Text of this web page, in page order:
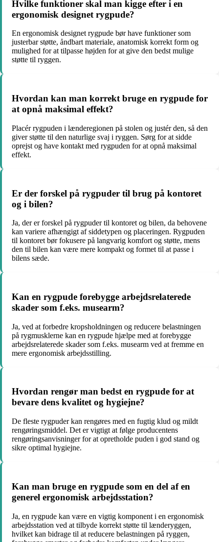
Hvilke funktioner skal man kigge efter i en
ergonomisk designet rygpude?
En ergonomisk designet rygpude bør have funktioner som
justerbar støtte, åndbart materiale, anatomisk korrekt form og
mulighed for at tilpasse højden for at give den bedst mulige
støtte til ryggen.
Hvordan kan man korrekt bruge en rygpude for
at opnå maksimal effekt?
Placér rygpuden i lænderegionen på stolen og justér den, så den
giver støtte til den naturlige svaj i ryggen. Sørg for at sidde
oprejst og have kontakt med rygpuden for at opnå maksimal
effekt.
Er der forskel på rygpuder til brug på kontoret
og i bilen?
Ja, der er forskel på rygpuder til kontoret og bilen, da behovene
kan variere afhængigt af siddetypen og placeringen. Rygpuden
til kontoret bør fokusere på langvarig komfort og støtte, mens
den til bilen kan være mere kompakt og formet til at passe i
bilens sæde.
Kan en rygpude forebygge arbejdsrelaterede
skader som f.eks. musearm?
Ja, ved at forbedre kropsholdningen og reducere belastningen
på rygmusklerne kan en rygpude hjælpe med at forebygge
arbejdsrelaterede skader som f.eks. musearm ved at fremme en
mere ergonomisk arbejdsstilling.
Hvordan rengør man bedst en rygpude for at
bevare dens kvalitet og hygiejne?
De fleste rygpuder kan rengøres med en fugtig klud og mildt
rengøringsmiddel. Det er vigtigt at følge producentens
rengøringsanvisninger for at opretholde puden i god stand og
sikre optimal hygiejne.
Kan man bruge en rygpude som en del af en
generel ergonomisk arbejdsstation?
Ja, en rygpude kan være en vigtig komponent i en ergonomisk
arbejdsstation ved at tilbyde korrekt støtte til lænderyggen,
hvilket kan bidrage til at reducere belastningen på ryggen,